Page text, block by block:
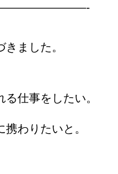
ました。
仕事をしたい。
わりたいと。